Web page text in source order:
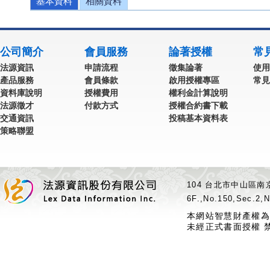
公司簡介
法源資訊
產品服務
資料庫說明
法源徵才
交通資訊
策略聯盟
會員服務
申請流程
會員條款
授權費用
付款方式
論著授權
徵集論著
啟用授權專區
權利金計算說明
授權合約書下載
投稿基本資料表
常
使
常
104 台北市中山區
本網站智慧財產權
未經正式書面授權